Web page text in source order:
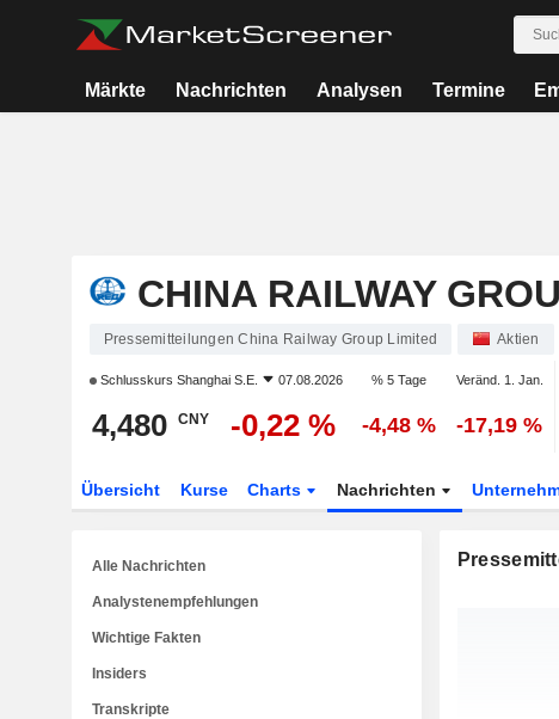
Märkte Nachrichten Analysen Termine
CHINA RAILWAY
Pressemitteilungen China Railway Group Limited Aktien
Schlusskurs Shanghai S.E. 07.08.2026 % 5 Tage Veränd. 1. Jan.
4,480 CNY -0,22 % -4,48 % -17,19 %
Übersicht Kurse Charts Nachrichten
Alle Nachrichten
Analystenempfehlungen
Wichtige Fakten
Insiders
Transkripte